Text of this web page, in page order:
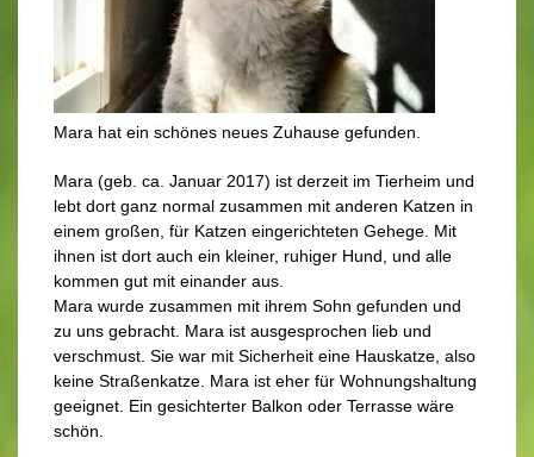
Mara hat ein schönes neues Zuhause gefunden.
Mara (geb. ca. Januar 2017) ist derzeit im Tierheim und
lebt dort ganz normal zusammen mit anderen Katzen in
einem großen, für Katzen eingerichteten Gehege. Mit
ihnen ist dort auch ein kleiner, ruhiger Hund, und alle
kommen gut mit einander aus.
Mara wurde zusammen mit ihrem Sohn gefunden und
zu uns gebracht. Mara ist ausgesprochen lieb und
verschmust. Sie war mit Sicherheit eine Hauskatze, also
keine Straßenkatze. Mara ist eher für Wohnungshaltung
geeignet. Ein gesichterter Balkon oder Terrasse wäre
schön.